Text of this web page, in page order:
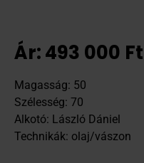
Ár:493 000 Ft
Magasság: 50
Szélesség: 70
Alkotó: László Dániel
Technikák: olaj/vászon